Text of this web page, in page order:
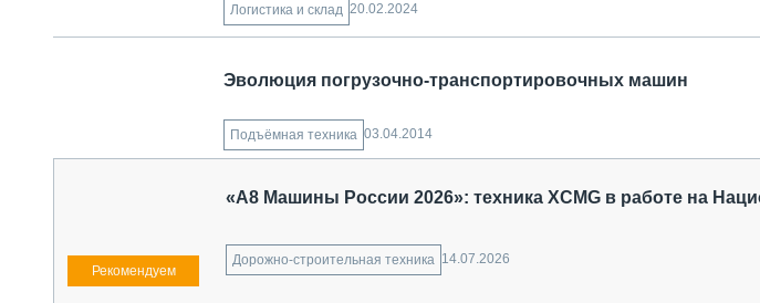
ДОРОЖНАЯ ИНДУСТРИЯ
СЕРВИСМЕНЫ
Логистика и склад 20.02.2024
Эволюция погрузочно-транспортировочных машин
Подъёмная техника 03.04.2014
«А8 Машины России 2026»: техника XCMG в работе на
Дорожно-строительная техника 14.07.2026